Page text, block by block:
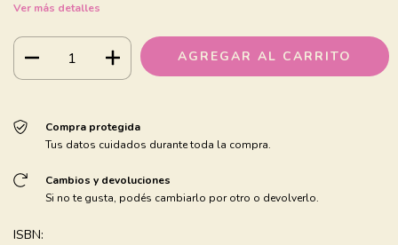
Ver más detalles
Compra protegida
Tus datos cuidados durante toda la compra.
Cambios y devoluciones
Si no te gusta, podés cambiarlo por otro o devolverlo.
ISBN: